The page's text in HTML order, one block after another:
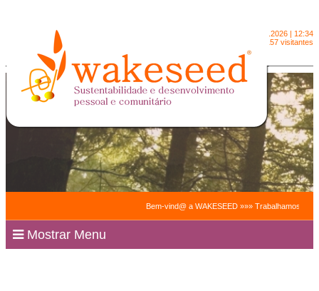
8.8.2026 | 12:34
2091157 visitantes
Bem-vind@ a WAKESEED »»» Trabalhamos
Mostrar Menu